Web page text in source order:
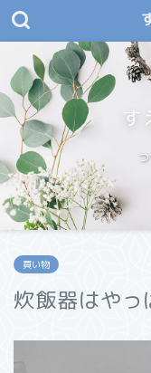
す
買い物
炊飯器はやっ